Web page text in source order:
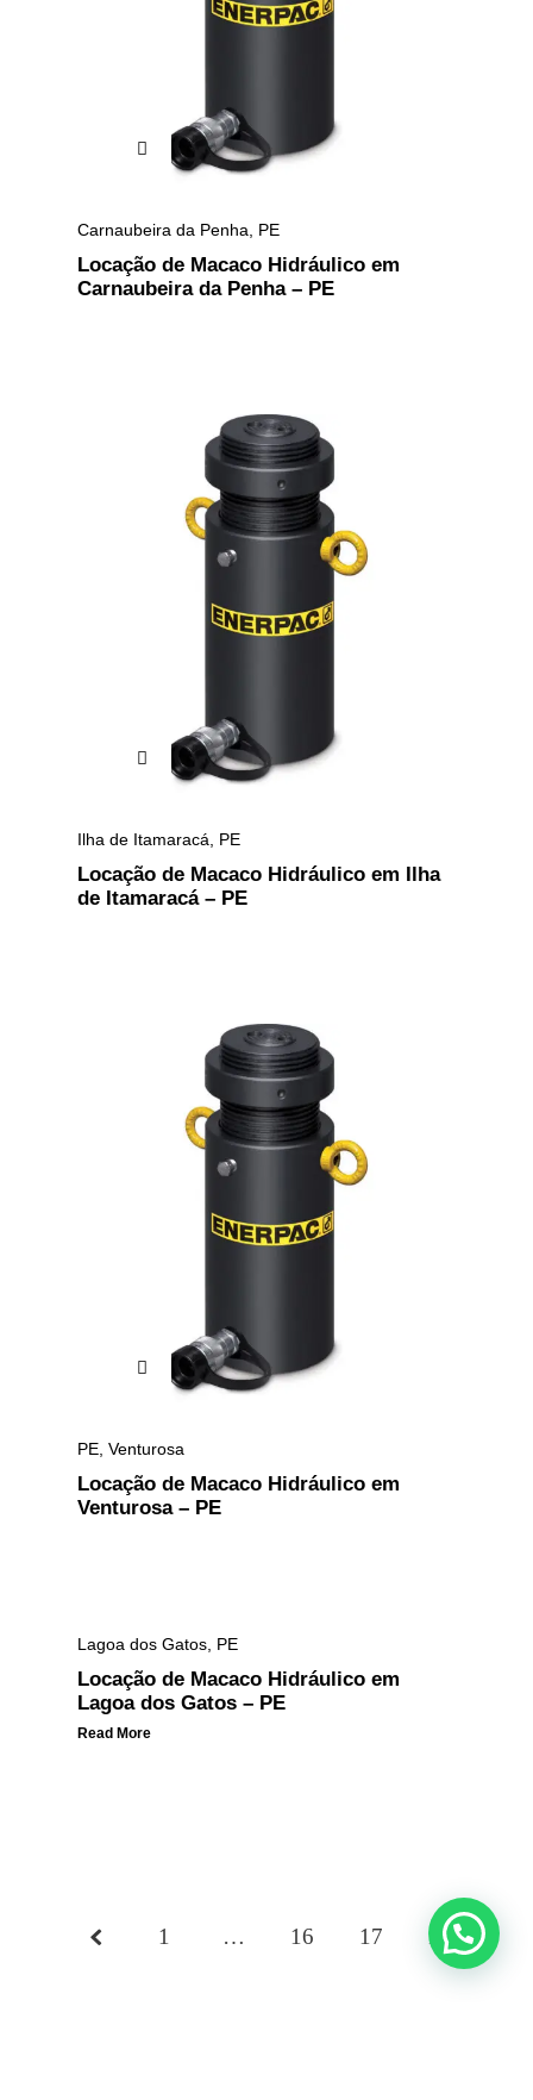
Carnaubeira da Penha PE
Locação de Macaco Hidráulico em
Carnaubeira da Penha – PE
Ilha de Itamaracá PE
Locação de Macaco Hidráulico em Ilha
de Itamaracá – PE
PE Venturosa
Locação de Macaco Hidráulico em
Venturosa – PE
Lagoa dos Gatos PE
Locação de Macaco Hidráulico em
Lagoa dos Gatos – PE
Read More
Page
1 … 16 17 18